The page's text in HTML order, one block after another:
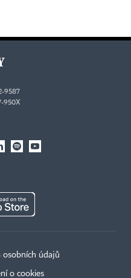
9587
950X
osobních údajů
o cookies